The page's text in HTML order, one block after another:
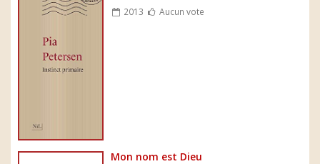
2013 Aucun vote
Mon nom est Dieu